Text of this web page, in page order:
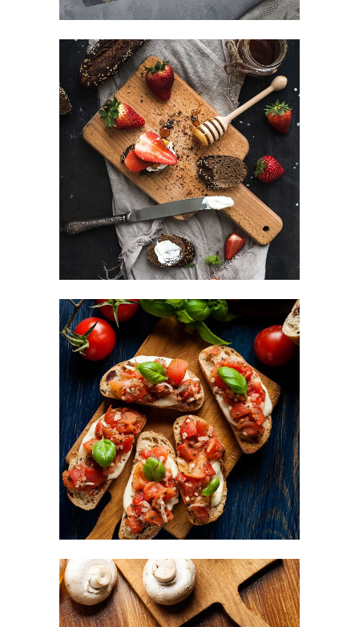
Sweets For Breakfast
DESSERT
Small Apperizers
FAST FOOD